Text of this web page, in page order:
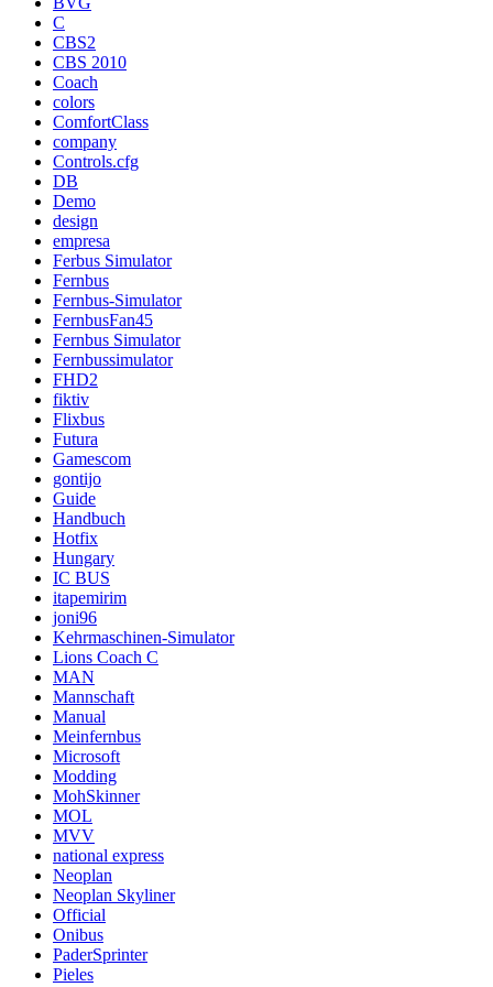
C
CBS2
CBS 2010
Coach
colors
ComfortClass
company
Controls.cfg
DB
Demo
design
empresa
Ferbus Simulator
Fernbus
Fernbus-Simulator
FernbusFan45
Fernbus Simulator
Fernbussimulator
FHD2
fiktiv
Flixbus
Futura
Gamescom
gontijo
Guide
Handbuch
Hotfix
Hungary
IC BUS
itapemirim
joni96
Kehrmaschinen-Simulator
Lions Coach C
MAN
Mannschaft
Manual
Meinfernbus
Microsoft
Modding
MohSkinner
MOL
MVV
national express
Neoplan
Neoplan Skyliner
Official
Onibus
PaderSprinter
Pieles